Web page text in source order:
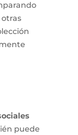
otras
puede